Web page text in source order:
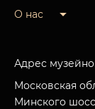
О нас
Адрес
Московская
Минского